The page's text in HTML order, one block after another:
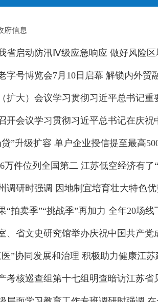
府信息
省启动防汛Ⅳ级应急响应 做好风险
字号博览会7月10日启幕 解锁内外贸
扩大）会议学习贯彻习近平总书记
开会议学习贯彻习近平总书记在庆
贷”升级扩容 单户企业授信提至最高
万件位列全国第二 江苏低空经济有了
调研时强调 因地制宜培育壮大特色
“拍卖季”“挑战季”再加力 全年20场线
、省文史研究馆举办庆祝中国共产党
”协同发展和治理 积极助力健康江
考核巡查组第十七组明查暗访江苏省